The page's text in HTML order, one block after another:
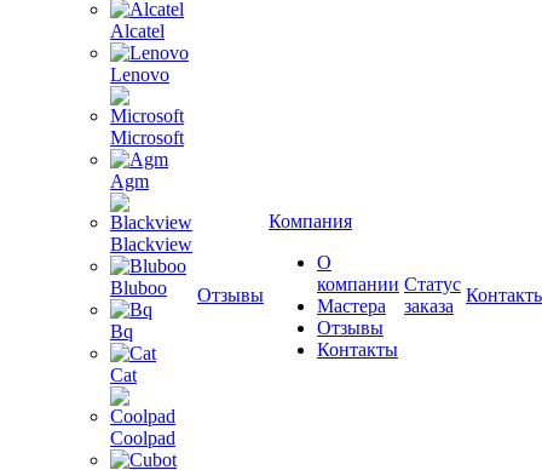
Alcatel
Lenovo
Microsoft
Agm
Blackview
Bluboo
Bq
Cat
Coolpad
Отзывы
Компания
О
компании
Мастера
Отзывы
Контакты
Статус
заказа